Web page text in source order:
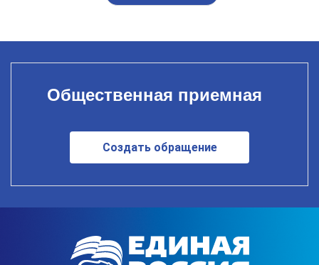
Общественная приемная
Создать обращение